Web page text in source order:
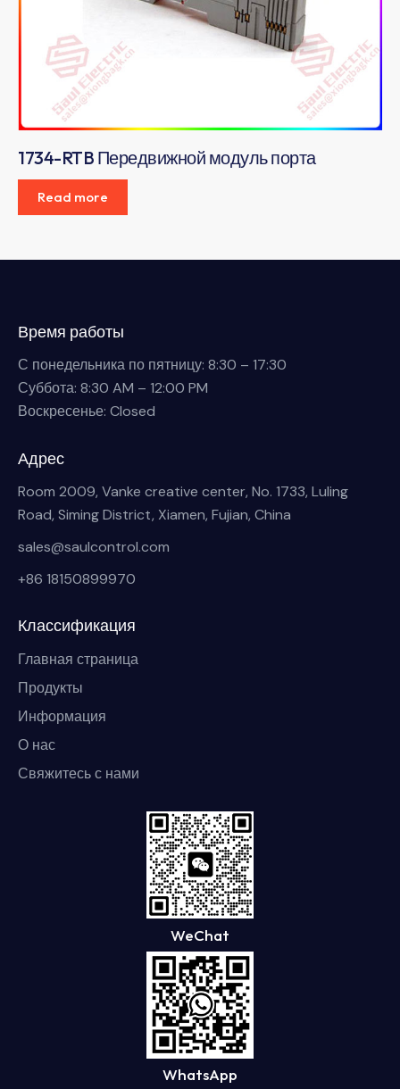
1734-RTB Передвижной модуль порта
Read more
Время работы
С понедельника по пятницу: 8:30 – 17:30
Суббота: 8:30 AM – 12:00 PM
Воскресенье: Closed
Адрес
Room 2009, Vanke creative center, No. 1733, Luling
Road, Siming District, Xiamen, Fujian, China
sales@saulcontrol.com
+86 18150899970
Классификация
Главная страница
Продукты
Информация
О нас
Свяжитесь с нами
WeChat
WhatsApp